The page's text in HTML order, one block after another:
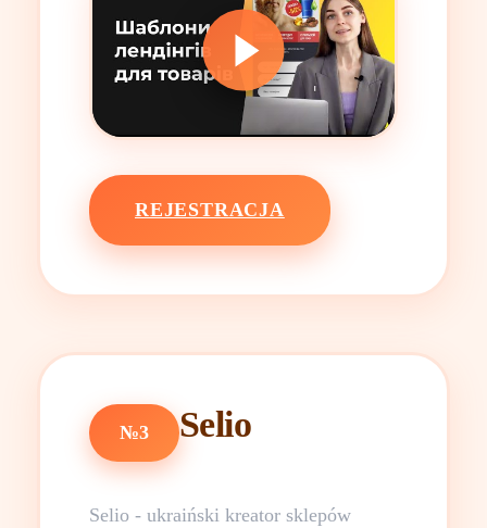
REJESTRACJA
№3 Selio
Selio - ukraiński kreator sklepów